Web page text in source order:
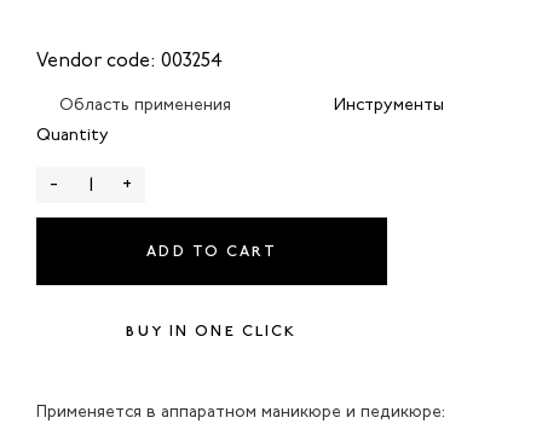
Vendor code: 003254
Область применения
Инструменты
Quantity
- +
ADD TO CART
BUY IN ONE CLICK
Применяется в аппаратном маникюре и педикюре: